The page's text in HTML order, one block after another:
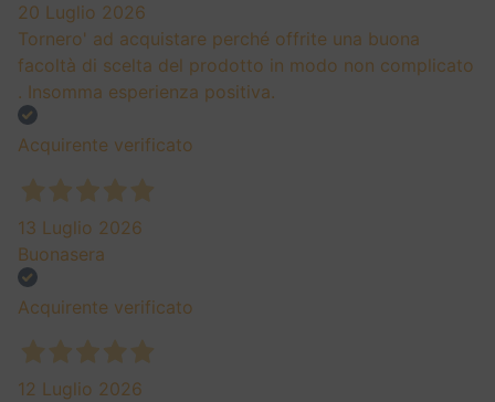
20 Luglio 2026
Tornero' ad acquistare perché offrite una buona
facoltà di scelta del prodotto in modo non complicato
. Insomma esperienza positiva.
Acquirente verificato
13 Luglio 2026
Buonasera
Acquirente verificato
12 Luglio 2026